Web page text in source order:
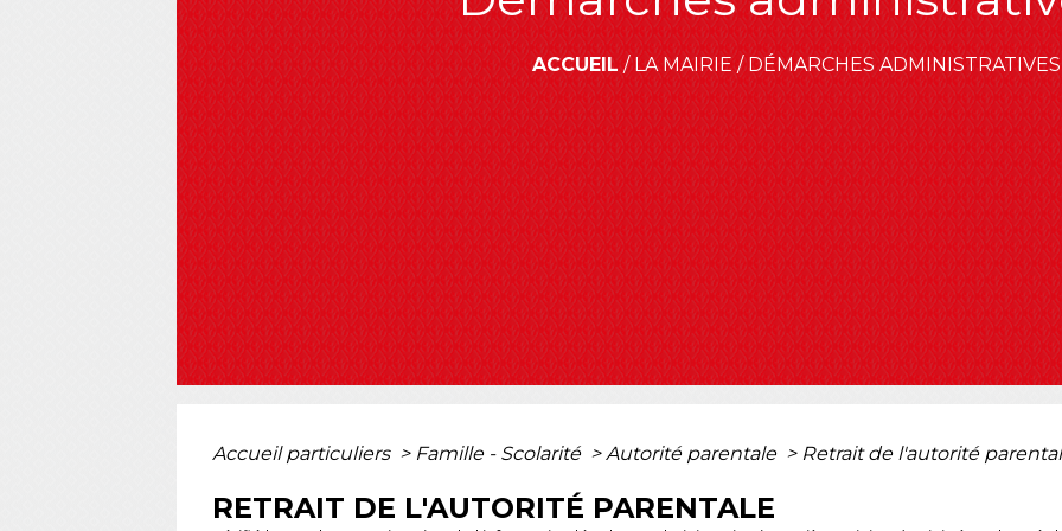
ACCUEIL/LA MAIRIE/DÉMARCHES ADMINISTRATIVES
Accueil particuliers > Famille - Scolarité > Autorité parentale > Retrait de l'autorité
RETRAIT DE L'AUTORITÉ PARENTALE